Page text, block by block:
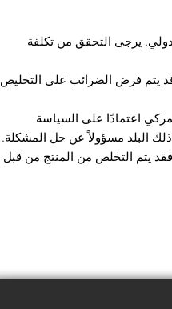
يرجى التحقق من تكلفة
قد يتم فرض الضرائب على التخليص
اعتمادًا على السياسة
البلد مسؤولاً عن حل المشكلة.
يتم التخلص من المنتج من قبل